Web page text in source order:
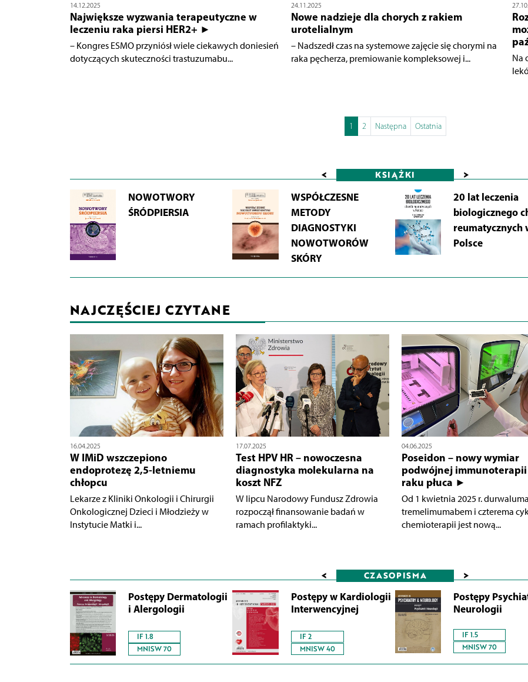
14.12.2025
Największe wyzwania terapeutyczne w
leczeniu raka piersi HER2+ ►
– Kongres ESMO przyniósł wiele ciekawych doniesień
dotyczących skuteczności trastuzumabu...
24.11.2025
Nowe nadzieje dla chorych z rakiem
urotelialnym
– Nadszedł czas na systemowe zajęcie się chorymi na
raka pęcherza, premiowanie kompleksowej i...
Na
1 2 Następna Ostatnia
< KSIĄŻKI >
NOWOTWORY
ŚRÓDPIERSIA
WSPÓŁCZESNE
METODY
DIAGNOSTYKI
NOWOTWORÓW
SKÓRY
20 lat leczenia
biologicznego
reumatycznych
Polsce
NAJCZĘŚCIEJ CZYTANE
16.04.2025
W IMiD wszczepiono
endoprotezę 2,5-letniemu
chłopcu
Lekarze z Kliniki Onkologii i Chirurgii
Onkologicznej Dzieci i Młodzieży w
Instytucie Matki i...
17.07.2025
Test HPV HR – nowoczesna
diagnostyka molekularna na
koszt NFZ
W lipcu Narodowy Fundusz Zdrowia
rozpoczął finansowanie badań w
ramach profilaktyki...
04.06.2025
Poseidon – nowy wymiar
podwójnej
raku płuca ►
Od 1 kwietnia 2025 r.
tremelimumabem i czterema
chemioterapii jest nową...
< CZASOPISMA >
Postępy Dermatologii
i Alergologii
IF 1.8
MNISW 70
Postępy w Kardiologii
Interwencyjnej
IF 2
MNISW 40
Postępy
Neurologii
IF 1.5
MNISW 70